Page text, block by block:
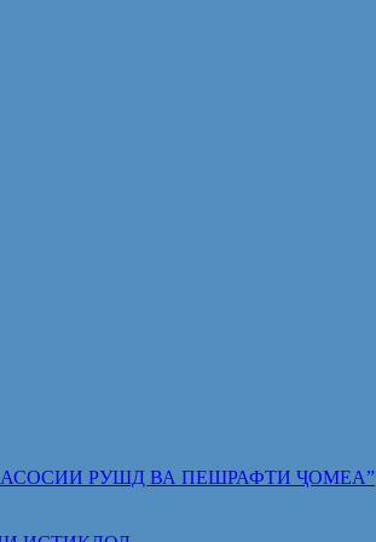
АСОСИИ РУШД ВА ПЕШРАФТИ ҶОМЕА”